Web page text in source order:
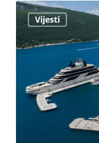
Vijesti
Portonovi
marina
ugostila
inauguralni
Seasons
Yachts